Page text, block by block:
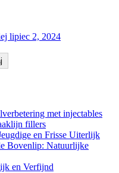
lipiec 2, 2024
met injectables
fillers
en Frisse Uiterlijk
Bovenlip: Natuurlijke
en Verfijnd